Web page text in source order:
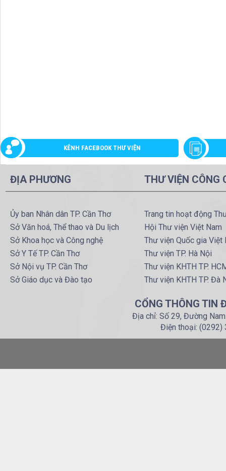
KÊNH FACEBOOK THƯ VIỆN
ĐỊA PHƯƠNG
Ủy ban Nhân dân TP. Cần Thơ
Sở Văn hoá, Thể thao và Du lịch
Sở Khoa học và Công nghệ
Sở Y Tế TP. Cần Thơ
Sở Nội vụ TP. Cần Thơ
Sở Giáo dục và Đào tạo
THƯ VIỆN CÔNG
Trang tin hoạt động
Hội Thư viện Việt Nam
Thư viện Quốc gia Việt
Thư viện TP. Hà Nội
Thư viện KHTH TP.
Thư viện KHTH TP. Đà
CỔNG THÔNG TIN
Địa chỉ: Số 29, Đường
Điện thoại: (0292)